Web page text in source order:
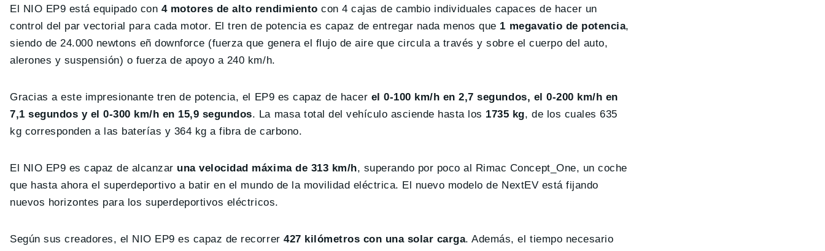
El NIO EP9 está equipado con 4 motores de alto rendimiento con 4 cajas de cambio individuales capaces de hacer un
control del par vectorial para cada motor. El tren de potencia es capaz de entregar nada menos que 1 megavatio de potencia,
siendo de 24.000 newtons eñ downforce (fuerza que genera el flujo de aire que circula a través y sobre el cuerpo del auto,
alerones y suspensión) o fuerza de apoyo a 240 km/h.
Gracias a este impresionante tren de potencia, el EP9 es capaz de hacer el 0-100 km/h en 2,7 segundos, el 0-200 km/h en
7,1 segundos y el 0-300 km/h en 15,9 segundos. La masa total del vehículo asciende hasta los 1735 kg, de los cuales 635
kg corresponden a las baterías y 364 kg a fibra de carbono.
El NIO EP9 es capaz de alcanzar una velocidad máxima de 313 km/h, superando por poco al Rimac Concept_One, un coche
que hasta ahora el superdeportivo a batir en el mundo de la movilidad eléctrica. El nuevo modelo de NextEV está fijando
nuevos horizontes para los superdeportivos eléctricos.
Según sus creadores, el NIO EP9 es capaz de recorrer427 kilómetros con una solar carga. Además, el tiempo necesario